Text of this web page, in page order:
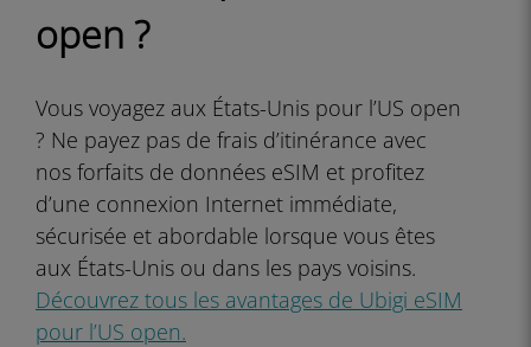
open ?
Vous voyagez aux États-Unis pour l’US open
? Ne payez pas de frais d’itinérance avec
nos forfaits de données eSIM et profitez
d’une connexion Internet immédiate,
sécurisée et abordable lorsque vous êtes
aux États-Unis ou dans les pays voisins.
Découvrez tous les avantages de Ubigi eSIM
pour l’US open.